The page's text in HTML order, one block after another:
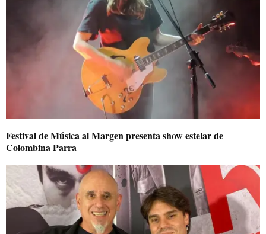
Festival de Música al Margen presenta show estelar de
Colombina Parra